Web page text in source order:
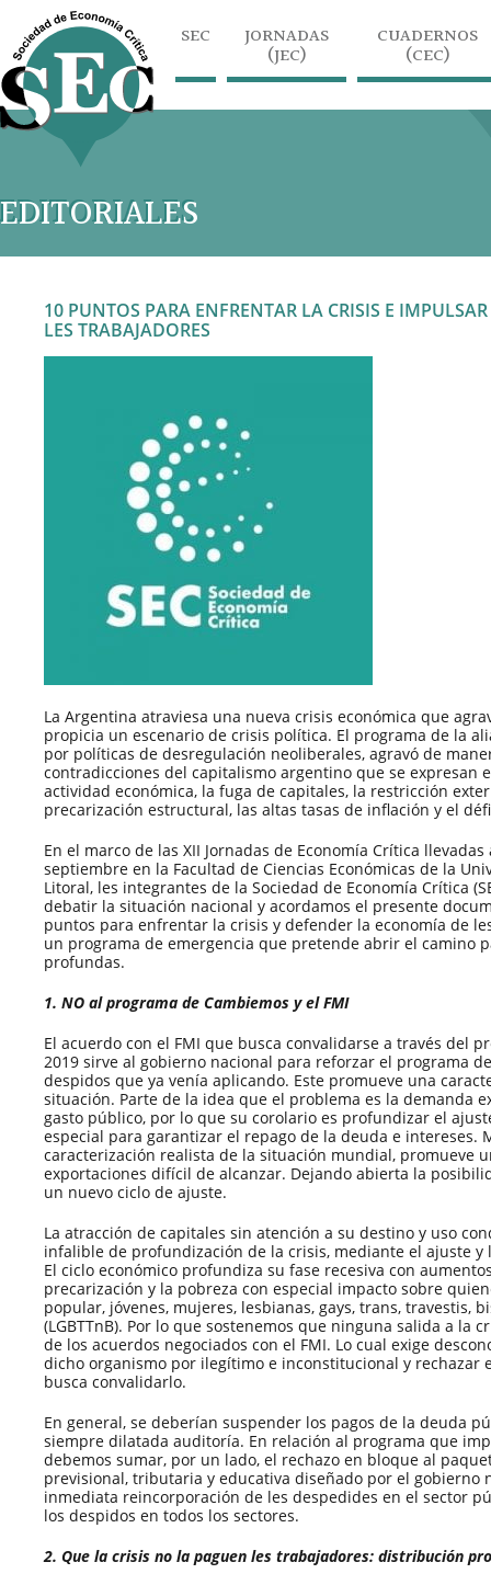
SEC JORNADAS
(JEC)
CUADERNOS
(CEC)
EDITORIALES
10 PUNTOS PARA ENFRENTAR LA CRISIS E
LES TRABAJADORES
La Argentina atraviesa una nueva crisis económica que
propicia un escenario de crisis política. El programa de la
por políticas de desregulación neoliberales, agravó de
contradicciones del capitalismo argentino que se expresan
actividad económica, la fuga de capitales, la restricción
precarización estructural, las altas tasas de inflación y el
En el marco de las XII Jornadas de Economía Crítica
septiembre en la Facultad de Ciencias Económicas de la
Litoral, les integrantes de la Sociedad de Economía Crítica
debatir la situación nacional y acordamos el presente
puntos para enfrentar la crisis y defender la economía de
un programa de emergencia que pretende abrir el camino
profundas.
1. NO al programa de Cambiemos y el FMI
El acuerdo con el FMI que busca convalidarse a través del
2019 sirve al gobierno nacional para reforzar el programa
despidos que ya venía aplicando. Este promueve una
situación. Parte de la idea que el problema es la demanda
gasto público, por lo que su corolario es profundizar el
especial para garantizar el repago de la deuda e intereses.
caracterización realista de la situación mundial, promueve
exportaciones difícil de alcanzar. Dejando abierta la
un nuevo ciclo de ajuste.
La atracción de capitales sin atención a su destino y uso
infalible de profundización de la crisis, mediante el ajuste y
El ciclo económico profundiza su fase recesiva con
precarización y la pobreza con especial impacto sobre
popular, jóvenes, mujeres, lesbianas, gays, trans, travestis,
(LGBTTnB). Por lo que sostenemos que ninguna salida a la
de los acuerdos negociados con el FMI. Lo cual exige
dicho organismo por ilegítimo e inconstitucional y rechazar
busca convalidarlo.
En general, se deberían suspender los pagos de la deuda
siempre dilatada auditoría. En relación al programa que
debemos sumar, por un lado, el rechazo en bloque al
previsional, tributaria y educativa diseñado por el gobierno
inmediata reincorporación de les despedides en el sector
los despidos en todos los sectores.
2. Que la crisis no la paguen les trabajadores: distribución